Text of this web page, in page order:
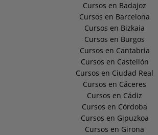
Cursos en Badajoz
Cursos en Barcelona
Cursos en Bizkaia
Cursos en Burgos
Cursos en Cantabria
Cursos en Castellón
Cursos en Ciudad Real
Cursos en Cáceres
Cursos en Cádiz
Cursos en Córdoba
Cursos en Gipuzkoa
Cursos en Girona